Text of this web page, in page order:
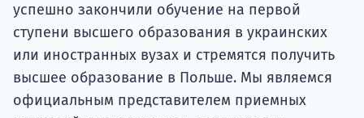
успешно закончили обучение на первой
ступени высшего образования в украинских
или иностранных вузах и стремятся получить
высшее образование в Польше. Мы являемся
официальным представителем приемных